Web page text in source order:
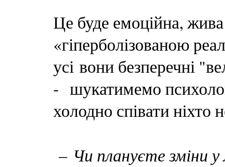
Це буде емоційна,
«гіперболізованою
усі вони безперечні
- шукатимемо
холодно співати ніхто
– Чи плануєте зміни